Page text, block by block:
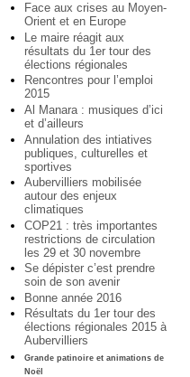
Face aux crises au Moyen-
Orient et en Europe
Le maire réagit aux
résultats du 1er tour des
élections régionales
Rencontres pour l’emploi
2015
Al Manara : musiques d’ici
et d’ailleurs
Annulation des intiatives
publiques, culturelles et
sportives
Aubervilliers mobilisée
autour des enjeux
climatiques
COP21 : très importantes
restrictions de circulation
les 29 et 30 novembre
Se dépister c’est prendre
soin de son avenir
Bonne année 2016
Résultats du 1er tour des
élections régionales 2015 à
Aubervilliers
Grande patinoire et animations de
Noël